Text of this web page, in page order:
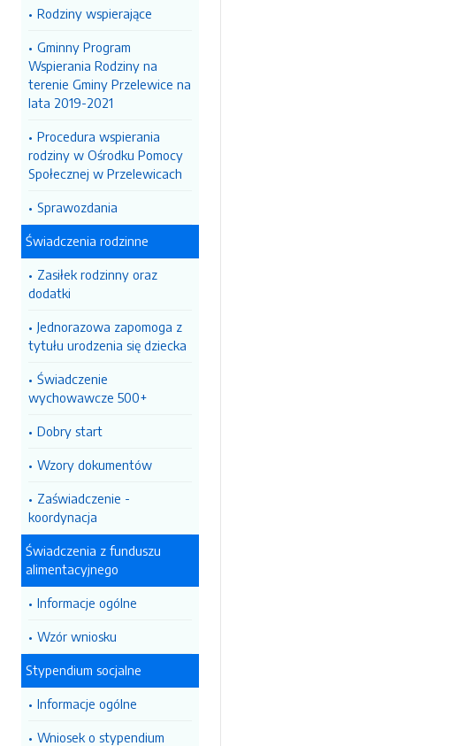
Rodziny wspierające
Gminny Program
Wspierania Rodziny na
terenie Gminy Przelewice na
lata 2019-2021
Procedura wspierania
rodziny w Ośrodku Pomocy
Społecznej w Przelewicach
Sprawozdania
Świadczenia rodzinne
Zasiłek rodzinny oraz
dodatki
Jednorazowa zapomoga z
tytułu urodzenia się dziecka
Świadczenie
wychowawcze 500+
Dobry start
Wzory dokumentów
Zaświadczenie -
koordynacja
Świadczenia z funduszu
alimentacyjnego
Informacje ogólne
Wzór wniosku
Stypendium socjalne
Informacje ogólne
Wniosek o stypendium